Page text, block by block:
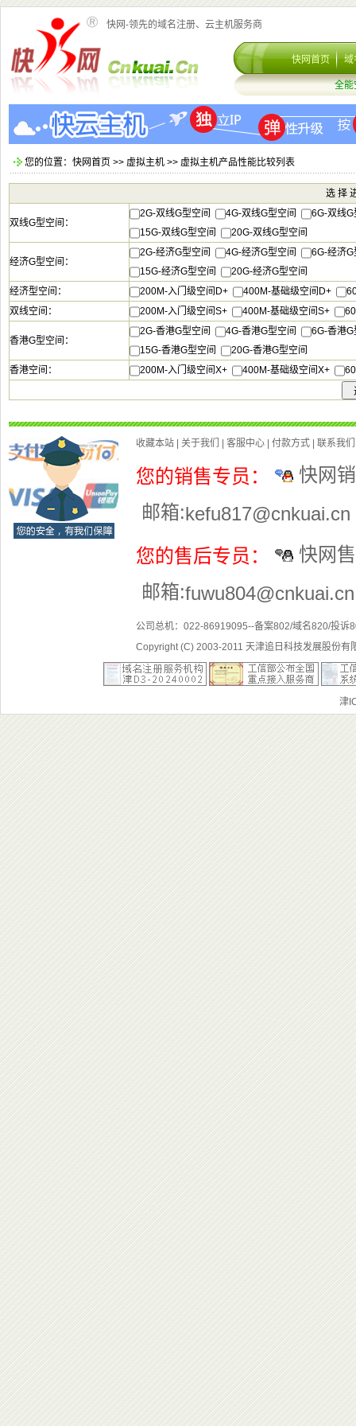
快网-领先的域名注册、云主机服务商
您的位置： > >> 虚拟主机产品性能比较列表
2G-双线G型空 4G-双线G型空
6G-双
15G-双线G型空
20G-双线G型空
2G-经济G型空
4G-经济G型空
6G-经
15G-经济G型空
20G-经济G型空
200M-入门级空间D
400M-基础级空间D
200M-入门级空间S
400M-基础级空间S
2G-香港G型空
4G-香港G型空
6G-香
15G-香港G型空
20G-香港G型空
200M-入门级空间X
400M-基础级空间X
快网
邮箱:
快网
邮箱:
公司总机：022-86919095--备案802/域名820/投
Copyright (C) 2003-201